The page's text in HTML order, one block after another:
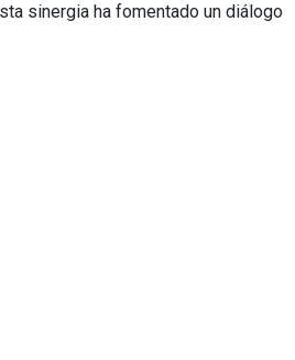
sinergia ha fomentado un diálogo